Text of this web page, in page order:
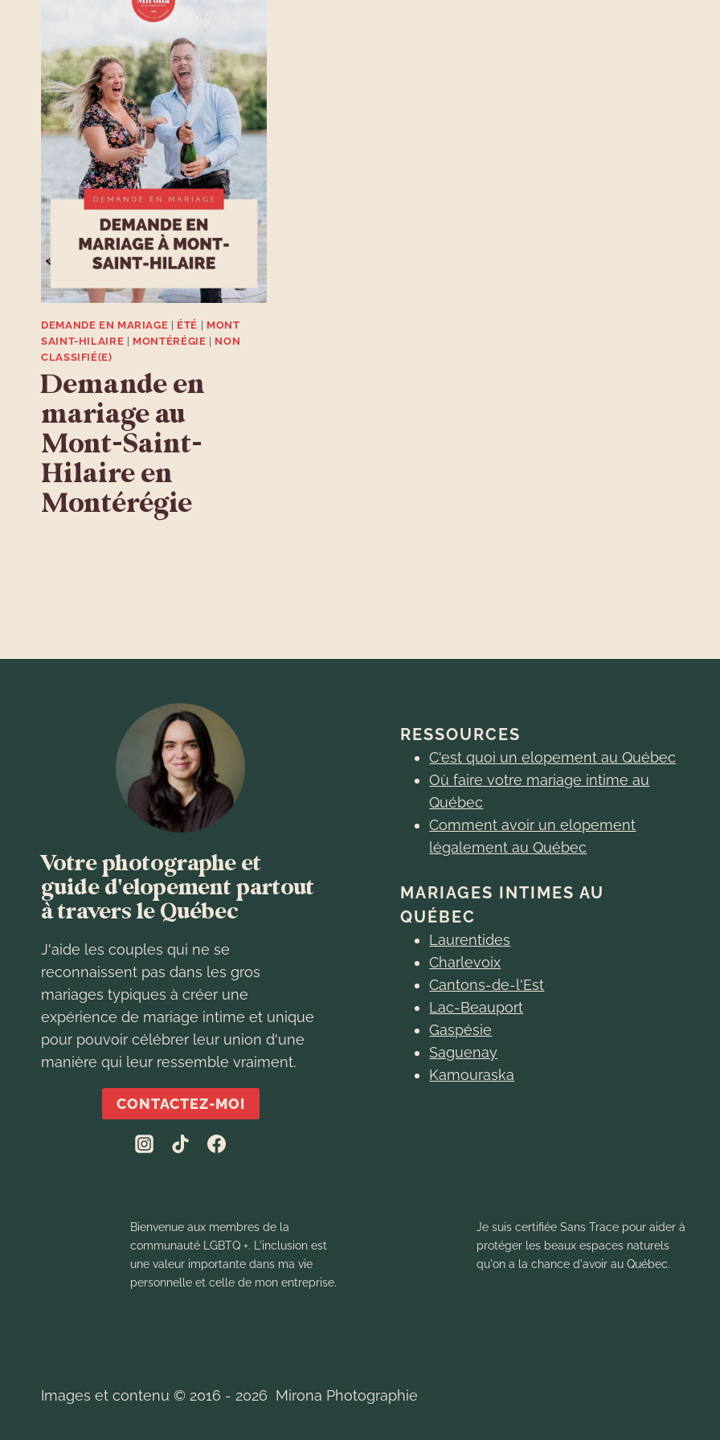
DEMANDE EN MARIAGE | ÉTÉ | MONT
SAINT-HILAIRE | MONTÉRÉGIE | NON
CLASSIFIÉ(E)
Demande en
mariage au
Mont-Saint-
Hilaire en
Montérégie
Votre photographe et
guide d'elopement partout
à travers le Québec
J'aide les couples qui ne se
reconnaissent pas dans les gros
mariages typiques à créer une
expérience de mariage intime et unique
pour pouvoir célébrer leur union d'une
manière qui leur ressemble vraiment.
CONTACTEZ-MOI
RESSOURCES
C'est quoi un elopement au Québec
Où faire votre mariage intime au
Québec
Comment avoir un elopement
légalement au Québec
MARIAGES INTIMES AU
QUÉBEC
Laurentides
Charlevoix
Cantons-de-l'Est
Lac-Beauport
Gaspésie
Saguenay
Kamouraska
Bienvenue aux membres de la
communauté LGBTQ +. L'inclusion est
une valeur importante dans ma vie
personnelle et celle de mon entreprise.
Je suis certifiée Sans Trace pour aider à
protéger les beaux espaces naturels
qu'on a la chance d'avoir au Québec.
Images et contenu © 2016 - 2026 Mirona Photographie